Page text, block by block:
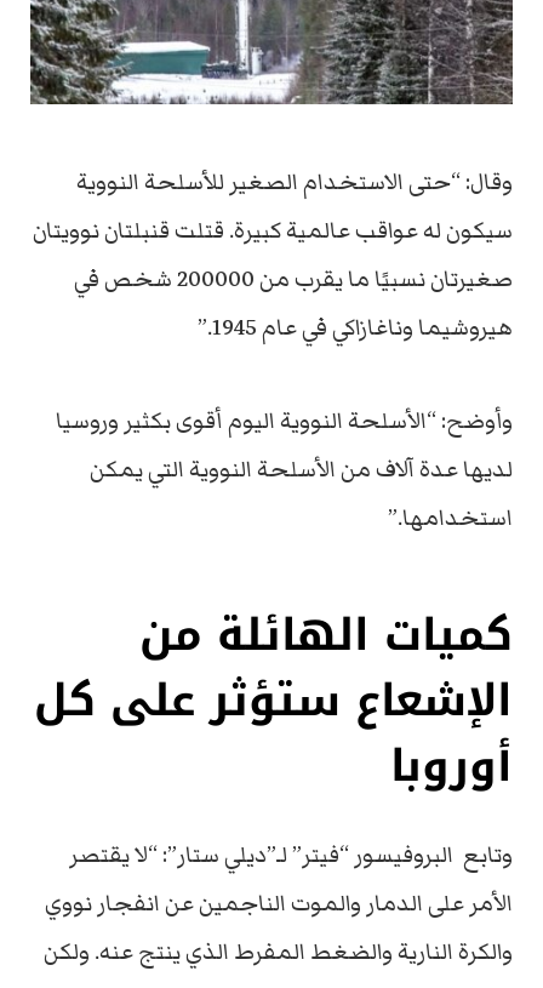
وقال: “حتى الاستخدام الصغير للأسلحة النووية
سيكون له عواقب عالمية كبيرة. قتلت قنبلتان نوويتان
صغيرتان نسبيًا ما يقرب من 200000 شخص في
هيروشيما وناغازاكي في عام 1945.”
وأوضح: “الأسلحة النووية اليوم أقوى بكثير وروسيا
لديها عدة آلاف من الأسلحة النووية التي يمكن
استخدامها.”
كميات الهائلة من
الإشعاع ستؤثر على كل
أوروبا
وتابع البروفيسور “فيتر” لـ”ديلي ستار”: “لا يقتصر
الأمر على الدمار والموت الناجمين عن انفجار نووي
والكرة النارية والضغط المفرط الذي ينتج عنه. ولكن